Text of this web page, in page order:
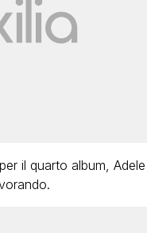
il quarto album,